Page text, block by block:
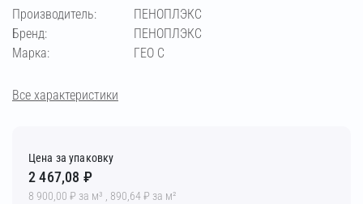
Производитель:
ПЕНОПЛЭКС
Бренд:
ПЕНОПЛЭКС
Марка:
ГЕО С
Все характеристики
Цена за упаковку
2 467,08 ₽
8 900,00 ₽ за м³ , 890,64 ₽ за м²